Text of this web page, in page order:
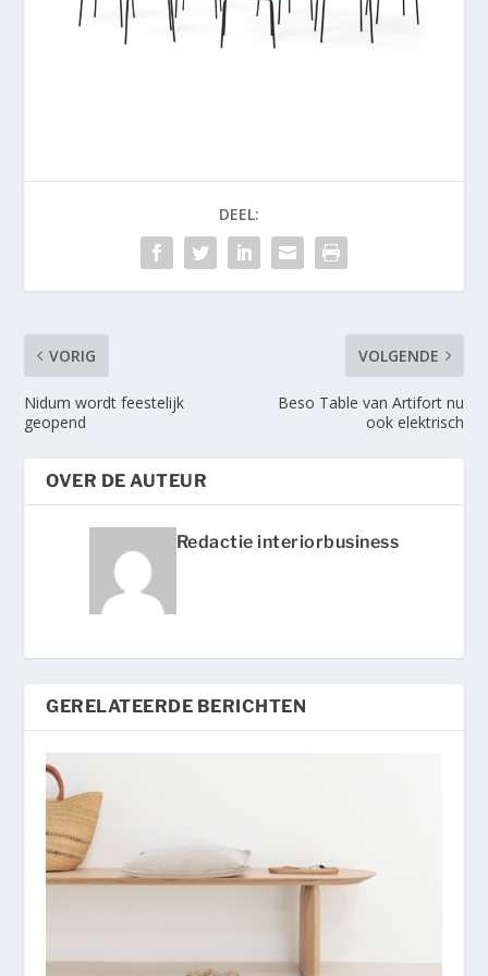
DEEL:
VORIG
Nidum wordt feestelijk
geopend
VOLGENDE
Beso Table van Artifort nu
ook elektrisch
OVER DE AUTEUR
Redactie interiorbusiness
GERELATEERDE BERICHTEN